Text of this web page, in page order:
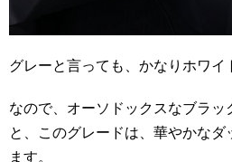
グレーと言っても、かなりホワイ
なので、オーソドックスなブラッ
と、このグレードは、華やかな
ます。